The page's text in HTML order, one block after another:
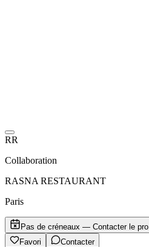
RR
Collaboration
RASNA RESTAURANT
Paris
Pas de créneaux — Contacter le pro
Favori
Contacter